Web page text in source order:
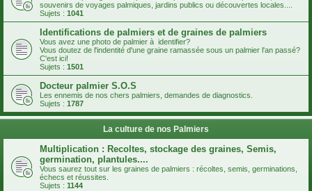
souvenirs de voyages palmiques, jardins publics ou découvertes locales....
Sujets : 1041
Identifications de palmiers et de graines de palmiers
Vous avez une photo de palmier à identifier?
Vous doutez de l'indentité d'une graine ramassée sous un palmier l'an passé?
C'est ici!
Sujets : 1501
Docteur palmier S.O.S
Les ennemis de nos chers palmiers, demandes de diagnostics.
Sujets : 1787
La culture de nos Palmiers
Multiplication : Recoltes, stockage des graines, Semis,
germination, plantules....
Vous saurez tout sur les graines de palmiers : récoltes, semis, germinations,
échecs et réussites.
Sujets : 1144